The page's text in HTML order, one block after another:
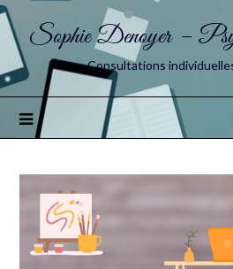
Sophie Denoyer –
Consultations